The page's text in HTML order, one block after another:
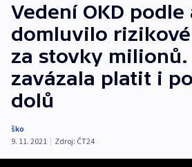
Vedení OKD
domluvilo
za stovky milionů.
zavázala platit i
dolů
ško
9. 11. 2021 | Zdroj: ČT24